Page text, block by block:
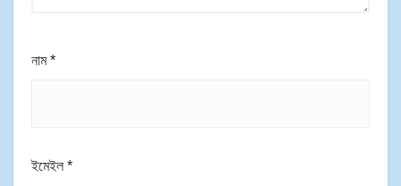
নাম*
ইমেইল *